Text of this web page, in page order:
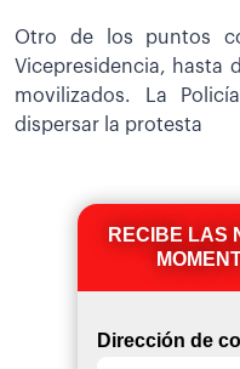
Otro de los puntos
Vicepresidencia, hasta
movilizados. La
dispersar la protesta
RECIBE LAS
Dirección de